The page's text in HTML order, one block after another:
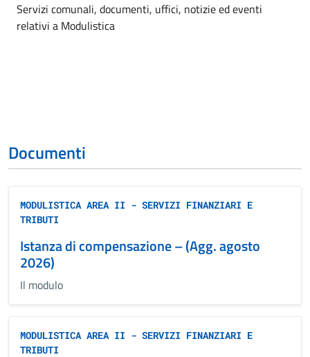
Dettagli dell'argomento
Servizi comunali, documenti, uffici, notizie ed eventi
relativi a Modulistica
Documenti
MODULISTICA AREA II - SERVIZI FINANZIARI E
TRIBUTI
Istanza di compensazione – (Agg. agosto
2026)
Il modulo
MODULISTICA AREA II - SERVIZI FINANZIARI E
TRIBUTI